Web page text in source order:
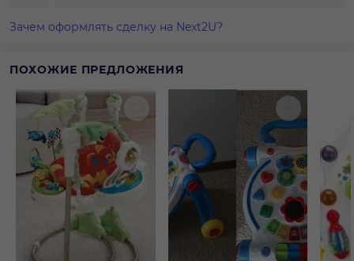
Зачем оформлять сделку на Next2U?
ПОХОЖИЕ ПРЕДЛОЖЕНИЯ